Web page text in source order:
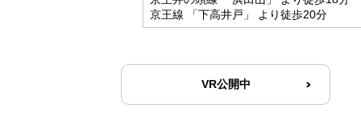
京王線 「下高井戸」 より徒歩20分
VR公開中